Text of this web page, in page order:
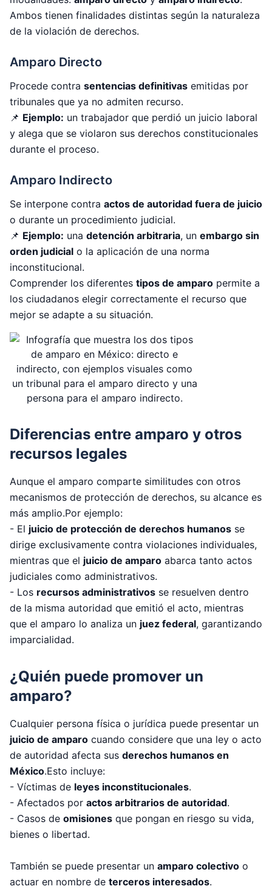
Ambos tienen finalidades distintas según la naturaleza
de la violación de derechos.
Amparo Directo
Procede contra sentencias definitivas emitidas por
tribunales que ya no admiten recurso.
📌 Ejemplo: un trabajador que perdió un juicio laboral
y alega que se violaron sus derechos constitucionales
durante el proceso.
Amparo Indirecto
Se interpone contra actos de autoridad fuera de juicio
o durante un procedimiento judicial.
📌 Ejemplo: una detención arbitraria, un embargo sin
orden judicial o la aplicación de una norma
inconstitucional.
Comprender los diferentes tipos de amparo permite a
los ciudadanos elegir correctamente el recurso que
mejor se adapte a su situación.
Diferencias entre amparo y otros
recursos legales
Aunque el amparo comparte similitudes con otros
mecanismos de protección de derechos, su alcance es
más amplio.Por ejemplo:
- El juicio de protección de derechos humanos se
dirige exclusivamente contra violaciones individuales,
mientras que el juicio de amparo abarca tanto actos
judiciales como administrativos.
- Los recursos administrativos se resuelven dentro
de la misma autoridad que emitió el acto, mientras
que el amparo lo analiza un juez federal, garantizando
imparcialidad.
¿Quién puede promover un
amparo?
Cualquier persona física o jurídica puede presentar un
juicio de amparo cuando considere que una ley o acto
de autoridad afecta sus derechos humanos en
México.Esto incluye:
- Víctimas de leyes inconstitucionales.
- Afectados por actos arbitrarios de autoridad.
- Casos de omisiones que pongan en riesgo su vida,
bienes o libertad.
También se puede presentar un amparo colectivo o
actuar en nombre de terceros interesados.